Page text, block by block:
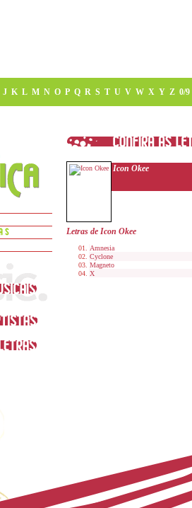
J K L M N O P Q R S T U V W X Y Z 0/9
Icon Okee
Letras de Icon Okee
Amnesia
Cyclone
Magneto
X